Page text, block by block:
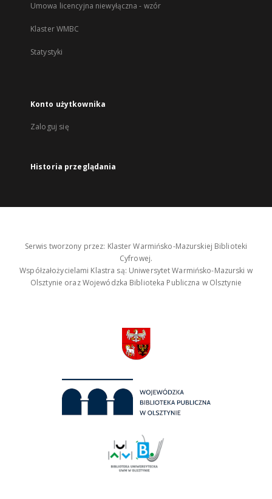
Umowa licencyjna niewyłączna - wzór
Klaster WMBC
Statystyki
Konto użytkownika
Zaloguj się
Historia przeglądania
Serwis tworzony przez: Klaster Warmińsko-Mazurskiej Biblioteki
Cyfrowej.
Współzałożycielami Klastra są: Uniwersytet Warmińsko-Mazurski w
Olsztynie oraz Wojewódzka Biblioteka Publiczna w Olsztynie